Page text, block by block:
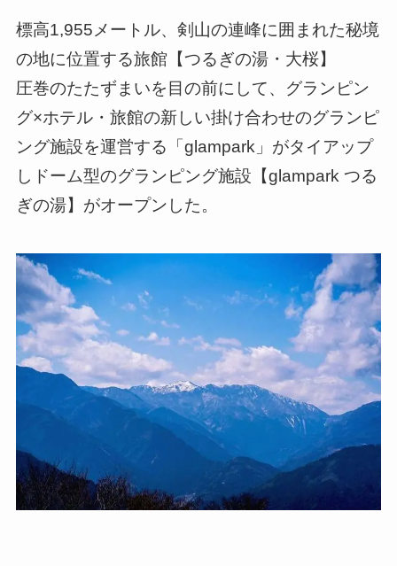
標高1,955メートル、剣山の連峰に囲まれた秘境
の地に位置する旅館【つるぎの湯・大桜】
圧巻のたたずまいを目の前にして、グランピン
グ×ホテル・旅館の新しい掛け合わせのグランピ
ング施設を運営する「glampark」がタイアップ
しドーム型のグランピング施設【glampark つる
ぎの湯】がオープンした。